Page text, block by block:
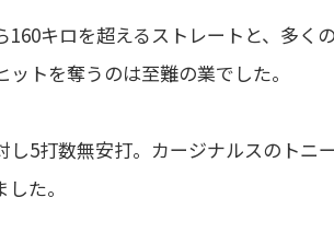
キロを超えるストレートと、多く
トを奪うのは至難の業でした。
5打数無安打。カージナルスのトニ
た。